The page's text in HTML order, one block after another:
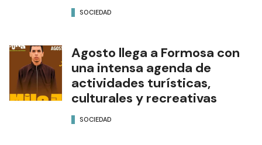
SOCIEDAD
Agosto llega a Formosa con
una intensa agenda de
actividades turísticas,
culturales y recreativas
SOCIEDAD